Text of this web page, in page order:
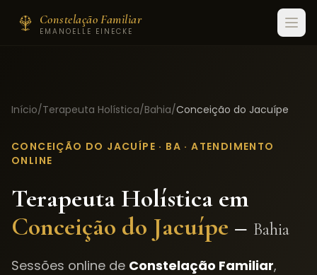
Constelação Familiar
EMANOELLE EINECKE
Início/Terapeuta Holística/Bahia/Conceição do Jacuípe
CONCEIÇÃO DO JACUÍPE · BA · ATENDIMENTO
ONLINE
Terapeuta Holística em
Conceição do Jacuípe – Bahia
Sessões online de Constelação Familiar,